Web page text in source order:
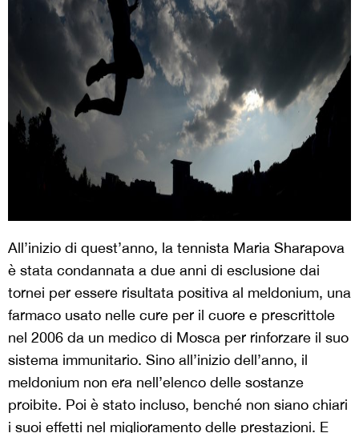
All’inizio di quest’anno, la tennista Maria Sharapova
è stata condannata a due anni di esclusione dai
tornei per essere risultata positiva al meldonium, una
farmaco usato nelle cure per il cuore e prescrittole
nel 2006 da un medico di Mosca per rinforzare il suo
sistema immunitario. Sino all’inizio dell’anno, il
meldonium non era nell’elenco delle sostanze
proibite. Poi è stato incluso, benché non siano chiari
i suoi effetti nel miglioramento delle prestazioni. E